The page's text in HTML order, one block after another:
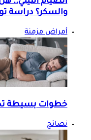
والسكر؟ دراسة
أمراض مزمنة
خطوات بسيطة
نصائح